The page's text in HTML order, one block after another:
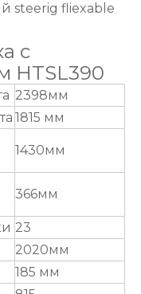
steerig fliexable
с
HTSL390
2398мм
1815 мм
1430мм
366мм
23
2020мм
185 мм